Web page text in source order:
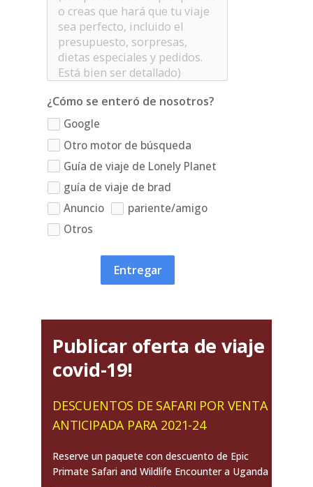
¿Cómo se enteró de nosotros?
Google
Otro motor de búsqueda
Guía de viaje de Lonely Planet
guía de viaje de brad
Anuncio
pariente/amigo
Otros
Entregar
Publicar oferta de viaje
covid-19!
DESCUENTOS DE SAFARI POR VENTA
ANTICIPADA PARA 2021-24
Reserve un paquete con descuento de Epic
Primate Safari and Wildlife Encounter a Uganda